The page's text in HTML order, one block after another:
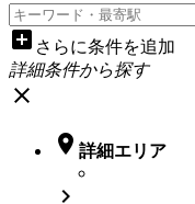
add_box さらに条件を追加
詳細条件から探す
close
 詳細エリア
